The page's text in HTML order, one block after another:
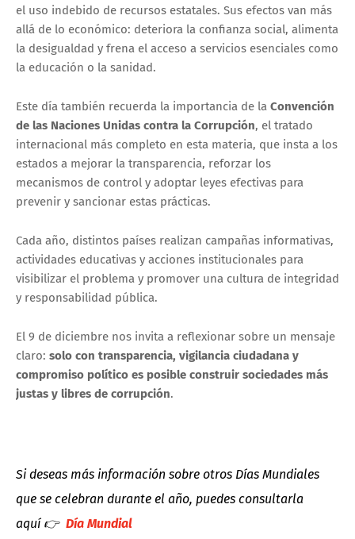
el uso indebido de recursos estatales. Sus efectos van más
allá de lo económico: deteriora la confianza social, alimenta
la desigualdad y frena el acceso a servicios esenciales como
la educación o la sanidad.
Este día también recuerda la importancia de la Convención
de las Naciones Unidas contra la Corrupción, el tratado
internacional más completo en esta materia, que insta a los
estados a mejorar la transparencia, reforzar los
mecanismos de control y adoptar leyes efectivas para
prevenir y sancionar estas prácticas.
Cada año, distintos países realizan campañas informativas,
actividades educativas y acciones institucionales para
visibilizar el problema y promover una cultura de integridad
y responsabilidad pública.
El 9 de diciembre nos invita a reflexionar sobre un mensaje
claro: solo con transparencia, vigilancia ciudadana y
compromiso político es posible construir sociedades más
justas y libres de corrupción.
Si deseas más información sobre otros Días Mundiales
que se celebran durante el año, puedes consultarla
aquí 👉 Día Mundial